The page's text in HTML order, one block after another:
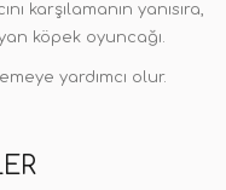
karşılamanın yanısıra,
köpek oyuncağı.
yardımcı olur.